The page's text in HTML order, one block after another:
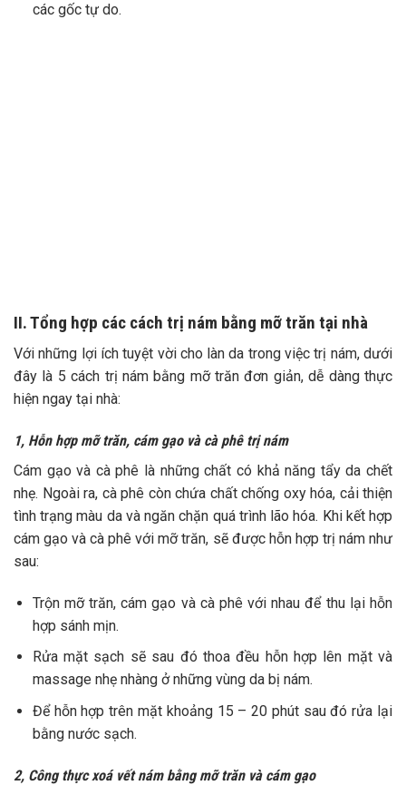
các gốc tự do.
II. Tổng hợp các cách trị nám bằng mỡ trăn tại nhà
Với những lợi ích tuyệt vời cho làn da trong việc trị nám, dưới
đây là 5 cách trị nám bằng mỡ trăn đơn giản, dễ dàng thực
hiện ngay tại nhà:
1, Hỗn hợp mỡ trăn, cám gạo và cà phê trị nám
Cám gạo và cà phê là những chất có khả năng tẩy da chết
nhẹ. Ngoài ra, cà phê còn chứa chất chống oxy hóa, cải thiện
tình trạng màu da và ngăn chặn quá trình lão hóa. Khi kết hợp
cám gạo và cà phê với mỡ trăn, sẽ được hỗn hợp trị nám như
sau:
Trộn mỡ trăn, cám gạo và cà phê với nhau để thu lại hỗn
hợp sánh mịn.
Rửa mặt sạch sẽ sau đó thoa đều hỗn hợp lên mặt và
massage nhẹ nhàng ở những vùng da bị nám.
Để hỗn hợp trên mặt khoảng 15 – 20 phút sau đó rửa lại
bằng nước sạch.
2, Công thực xoá vết nám bằng mỡ trăn và cám gạo